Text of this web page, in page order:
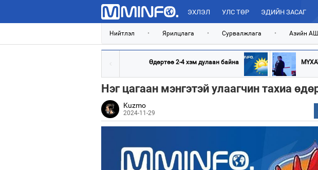
ЭХЛЭЛ УЛС ТӨР ЭДИЙН ЗАСАГ
Нийтлэл • Ярилцлага • Сурвалжлага • Азийн
Өдөртөө 2-4 хэм дулаан байна
Нэг цагаан мэнгэтэй улаагчин тахиа
Kuzmo
2024-11-29